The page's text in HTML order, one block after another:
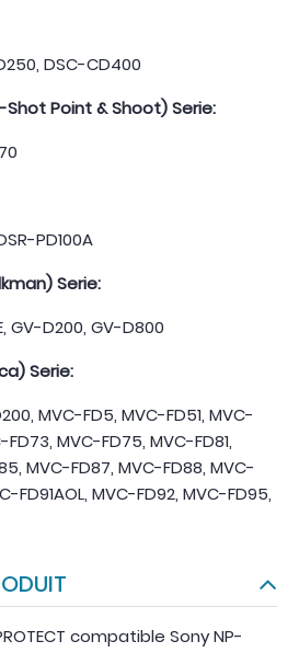
DSC-CD400
Point & Shoot) Serie:
PD100A
Serie:
GV-D200, GV-D800
Serie:
MVC-FD5, MVC-FD51, MVC-
FD73, MVC-FD75, MVC-FD81,
MVC-FD87, MVC-FD88, MVC-
FD91AOL, MVC-FD92, MVC-FD95,
compatible Sony NP-